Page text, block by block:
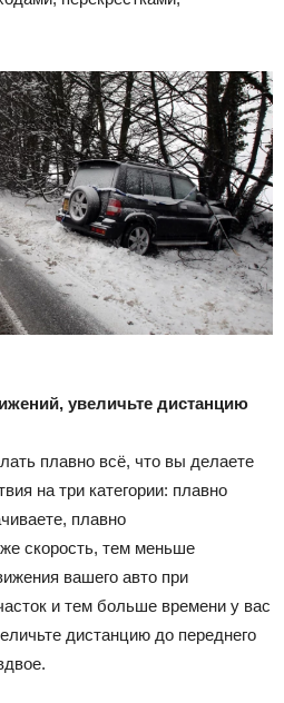
увеличьте дистанцию
плавно всё, что вы делаете
на три категории: плавно
плавно
скорость, тем меньше
вашего авто при
и тем больше времени у вас
дистанцию до переднего